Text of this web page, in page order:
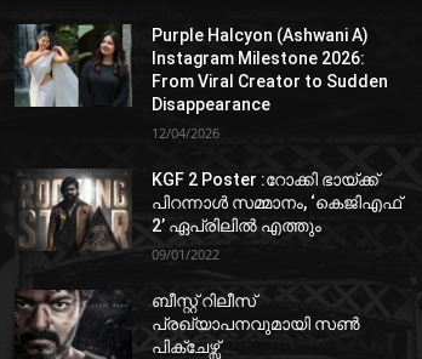
Purple Halcyon (Ashwani A)
Instagram Milestone 2026:
From Viral Creator to Sudden
Disappearance
12/04/2026
KGF 2 Poster :റോക്കി ഭായ്ക്ക്
പിറന്നാൾ സമ്മാനം, ‘കെജിഎഫ്
2’ ഏപ്രിലിൽ എത്തും
09/01/2022
ബീസ്റ്റ് റിലീസ്
പ്രഖ്യാപനവുമായി സണ്‍
പിക്ചേഴ്സ്